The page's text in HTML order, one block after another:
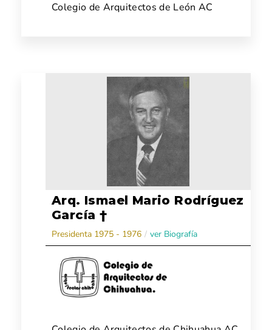
Colegio de Arquitectos de León AC
Arq. Ismael Mario Rodríguez
García †
Presidenta 1975 - 1976 / ver Biografía